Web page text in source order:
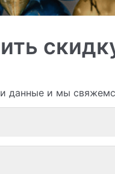
данные и мы